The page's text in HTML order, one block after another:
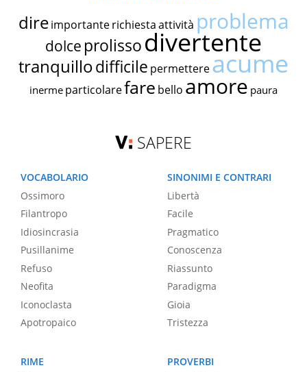
dire importante richiestaattività problema
dolce prolissodivertente
tranquillodifficile permettereacume
inerme particolarefare bello amore paura
SAPERE
VOCABOLARIO
Ossimoro
Filantropo
Idiosincrasia
Pusillanime
Refuso
Neofita
Iconoclasta
Apotropaico
SINONIMI E CONTRARI
Libertà
Facile
Pragmatico
Conoscenza
Riassunto
Paradigma
Gioia
Tristezza
RIME
PROVERBI